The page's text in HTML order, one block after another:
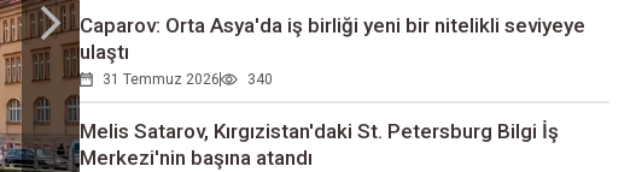
Caparov: Orta Asya'da iş birliği yeni bir nitelikli seviyeye
ulaştı
31 Temmuz 2026 340
Melis Satarov, Kırgızistan'daki St. Petersburg Bilgi İş
Merkezi'nin başına atandı